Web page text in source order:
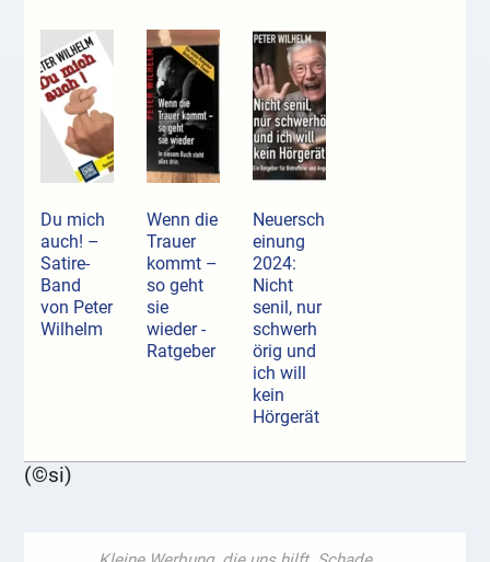
Du mich
auch! –
Satire-
Band
von Peter
Wilhelm
Wenn die
Trauer
kommt –
so geht
sie
wieder -
Ratgeber
Neuersch
einung
2024:
Nicht
senil, nur
schwerh
örig und
ich will
kein
Hörgerät
(©si)